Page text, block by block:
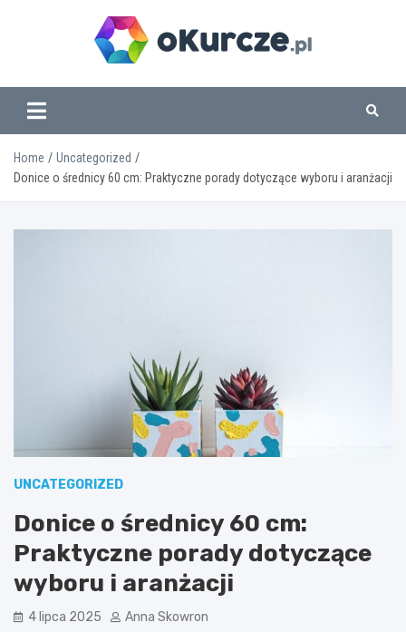
www.okurcze.pl
Home
Uncategorized
Donice o średnicy 60 cm: Praktyczne porady dotyczące wyboru i aranżacji
UNCATEGORIZED
Donice o średnicy 60 cm:
Praktyczne porady dotyczące
wyboru i aranżacji
4 lipca 2025 Anna Skowron